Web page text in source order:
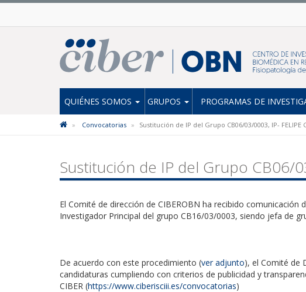
QUIÉNES SOMOS GRUPOS PROGRAMAS DE
Convocatorias Sustitución de IP del Grupo CB06/03/0003, IP- FELIPE
Sustitución de IP del Grupo CB06/
El Comité de dirección de CIBEROBN ha recibido
Investigador Principal del grupo CB16/03/0003, siendo jefa de
De acuerdo con este procedimiento (ver adjunto), el Comité de
candidaturas cumpliendo con criterios de publicidad y
CIBER (https://www.ciberisciii.es/convocatorias)